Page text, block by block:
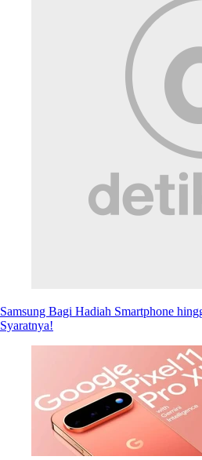
Samsung Bagi Hadiah Smartphone
Syaratnya!